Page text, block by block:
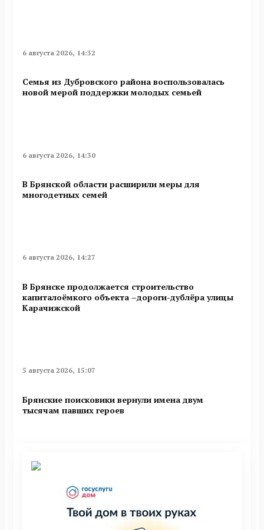
6 августа 2026, 14:32
Семья из Дубровского района воспользовалась
новой мерой поддержки молодых семьей
6 августа 2026, 14:30
В Брянской области расширили меры для
многодетных семей
6 августа 2026, 14:27
В Брянске продолжается строительство
капиталоёмкого объекта –дороги-дублёра улицы
Карачижской
5 августа 2026, 15:07
Брянские поисковики вернули имена двум
тысячам павших героев